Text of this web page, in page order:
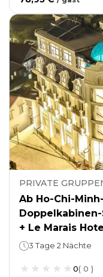
PRIVATE
Ab Ho-Chi-
+ Le Marais
3 Tage 2 Nächte
0( 0 )